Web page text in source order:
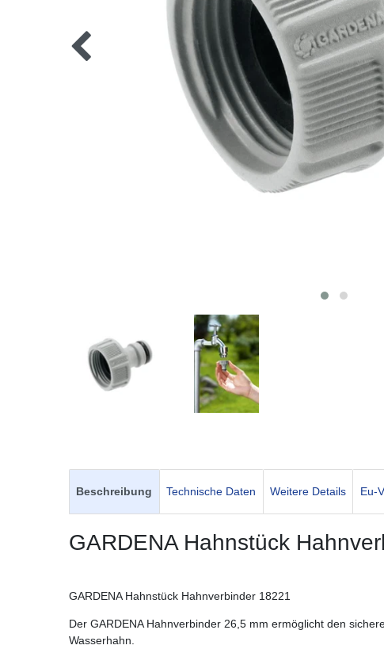
Beschreibung Technische Daten Weitere Details Eu-
GARDENA Hahnstück
GARDENA Hahnstück Hahnverbinder 18221
Der GARDENA Hahnverbinder 26,5 mm ermöglicht den
Wasserhahn.